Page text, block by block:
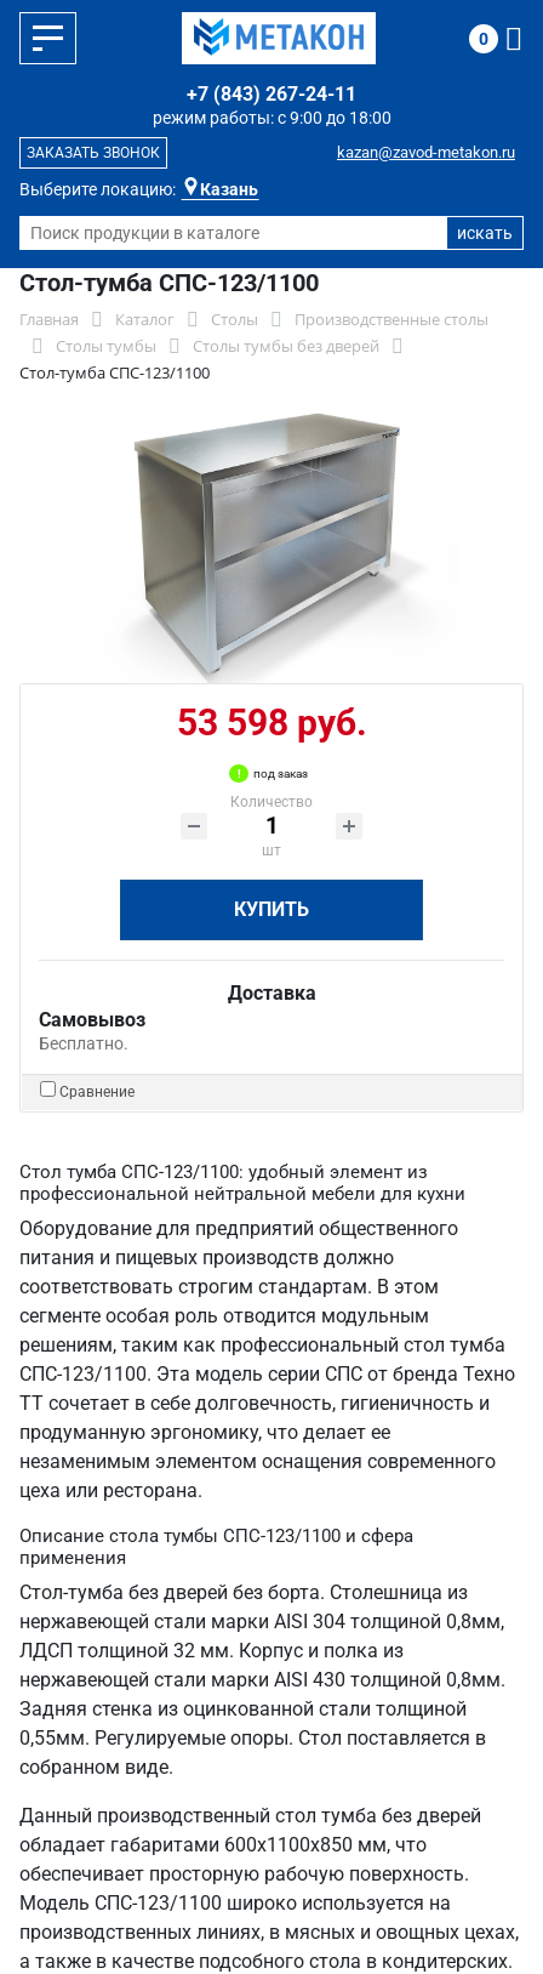
Выберите локацию: Казань
режим работы: с 9:00 до 18:00
+7 (843) 267-24-11
kazan@zavod-metakon.ru
ЗАКАЗАТЬ ЗВОНОК
0
Стол-тумба СПС-123/1100
Главная Каталог Столы
Производственные столы
Столы тумбы
Столы тумбы без дверей
Стол-тумба СПС-123/1100
53 598 руб.
под заказ
Количество
шт
КУПИТЬ
Доставка
Самовывоз
Бесплатно.
Сравнение
Стол тумба СПС-123/1100: удобный элемент из
профессиональной нейтральной мебели для кухни
Оборудование для предприятий общественного
питания и пищевых производств должно
соответствовать строгим стандартам. В этом
сегменте особая роль отводится модульным
решениям, таким как профессиональный стол тумба
СПС-123/1100. Эта модель серии СПС от бренда Техно
ТТ сочетает в себе долговечность, гигиеничность и
продуманную эргономику, что делает ее
незаменимым элементом оснащения современного
цеха или ресторана.
Описание стола тумбы СПС-123/1100 и сфера
применения
Стол-тумба без дверей без борта. Столешница из
нержавеющей стали марки AISI 304 толщиной 0,8мм,
ЛДСП толщиной 32 мм. Корпус и полка из
нержавеющей стали марки AISI 430 толщиной 0,8мм.
Задняя стенка из оцинкованной стали толщиной
0,55мм. Регулируемые опоры. Стол поставляется в
собранном виде.
Данный производственный стол тумба без дверей
обладает габаритами 600х1100х850 мм, что
обеспечивает просторную рабочую поверхность.
Модель СПС-123/1100 широко используется на
производственных линиях, в мясных и овощных цехах,
а также в качестве подсобного стола в кондитерских.